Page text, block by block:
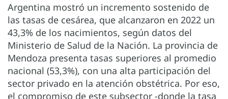
Argentina mostró un incremento sostenido de
las tasas de cesárea, que alcanzaron en 2022 un
43,3% de los nacimientos, según datos del
Ministerio de Salud de la Nación. La provincia de
Mendoza presenta tasas superiores al promedio
nacional (53,3%), con una alta participación del
sector privado en la atención obstétrica. Por eso,
el compromiso de este subsector -donde la tasa